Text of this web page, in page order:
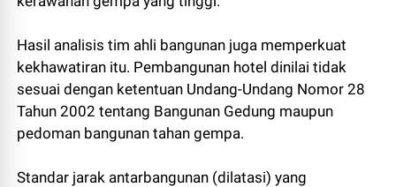
Hasil analisis tim ahli bangunan juga memperkuat
kekhawatiran itu. Pembangunan hotel dinilai tidak
sesuai dengan ketentuan Undang-Undang Nomor 28
Tahun 2002 tentang Bangunan Gedung maupun
pedoman bangunan tahan gempa.
Standar jarak antarbangunan (dilatasi) yang